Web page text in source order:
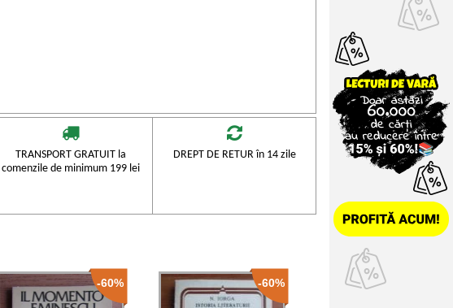
TRANSPORT GRATUIT la
comenzile de minimum 199 lei
DREPT DE RETUR în 14 zile
-60% -60%